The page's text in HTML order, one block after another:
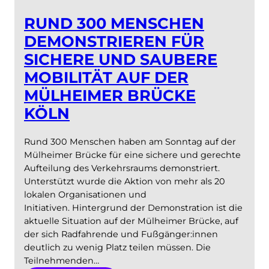
RUND 300 MENSCHEN
DEMONSTRIEREN FÜR
SICHERE UND SAUBERE
MOBILITÄT AUF DER
MÜLHEIMER BRÜCKE
KÖLN
Rund 300 Menschen haben am Sonntag auf der
Mülheimer Brücke für eine sichere und gerechte
Aufteilung des Verkehrsraums demonstriert.
Unterstützt wurde die Aktion von mehr als 20
lokalen Organisationen und
Initiativen. Hintergrund der Demonstration ist die
aktuelle Situation auf der Mülheimer Brücke, auf
der sich Radfahrende und Fußgänger:innen
deutlich zu wenig Platz teilen müssen. Die
Teilnehmenden…